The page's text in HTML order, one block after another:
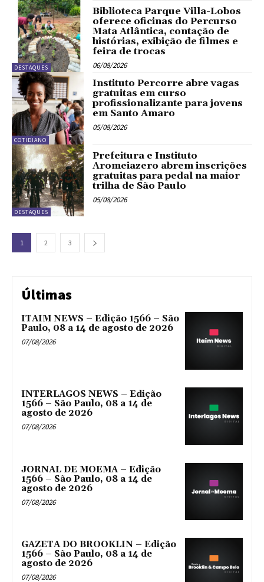
DESTAQUES
Biblioteca Parque Villa-Lobos
oferece oficinas do Percurso
Mata Atlântica, contação de
histórias, exibição de filmes e
feira de trocas
06/08/2026
COTIDIANO
Instituto Percorre abre vagas
gratuitas em curso
profissionalizante para jovens
em Santo Amaro
05/08/2026
DESTAQUES
Prefeitura e Instituto
Aromeiazero abrem inscrições
gratuitas para pedal na maior
trilha de São Paulo
05/08/2026
1 2 3
Últimas
ITAIM NEWS – Edição 1566 – São
Paulo, 08 a 14 de agosto de 2026
07/08/2026
INTERLAGOS NEWS – Edição
1566 – São Paulo, 08 a 14 de
agosto de 2026
07/08/2026
JORNAL DE MOEMA – Edição
1566 – São Paulo, 08 a 14 de
agosto de 2026
07/08/2026
GAZETA DO BROOKLIN – Edição
1566 – São Paulo, 08 a 14 de
agosto de 2026
07/08/2026